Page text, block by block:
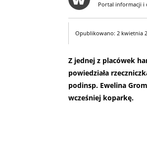
Portal informacji i
Opublikowano: 2 kwietnia
Z jednej z placówek
powiedziała
podinsp. Ewelina
wcześniej koparkę.